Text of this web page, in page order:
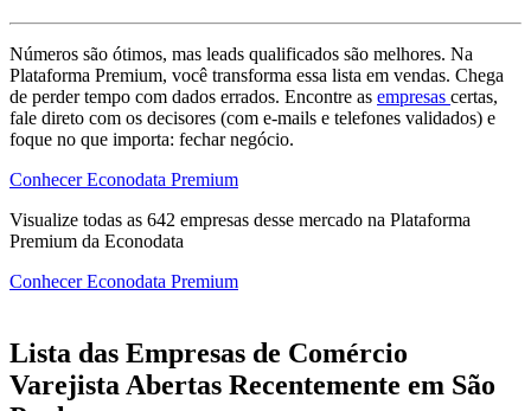
Números são ótimos, mas leads qualificados são melhores. Na
Plataforma Premium, você transforma essa lista em vendas. Chega
de perder tempo com dados errados. Encontre as empresas certas,
fale direto com os decisores (com e-mails e telefones validados) e
foque no que importa: fechar negócio.
Conhecer Econodata Premium
Visualize todas as 642 empresas desse mercado na Plataforma
Premium da Econodata
Conhecer Econodata Premium
Lista das Empresas de Comércio
Varejista Abertas Recentemente em São